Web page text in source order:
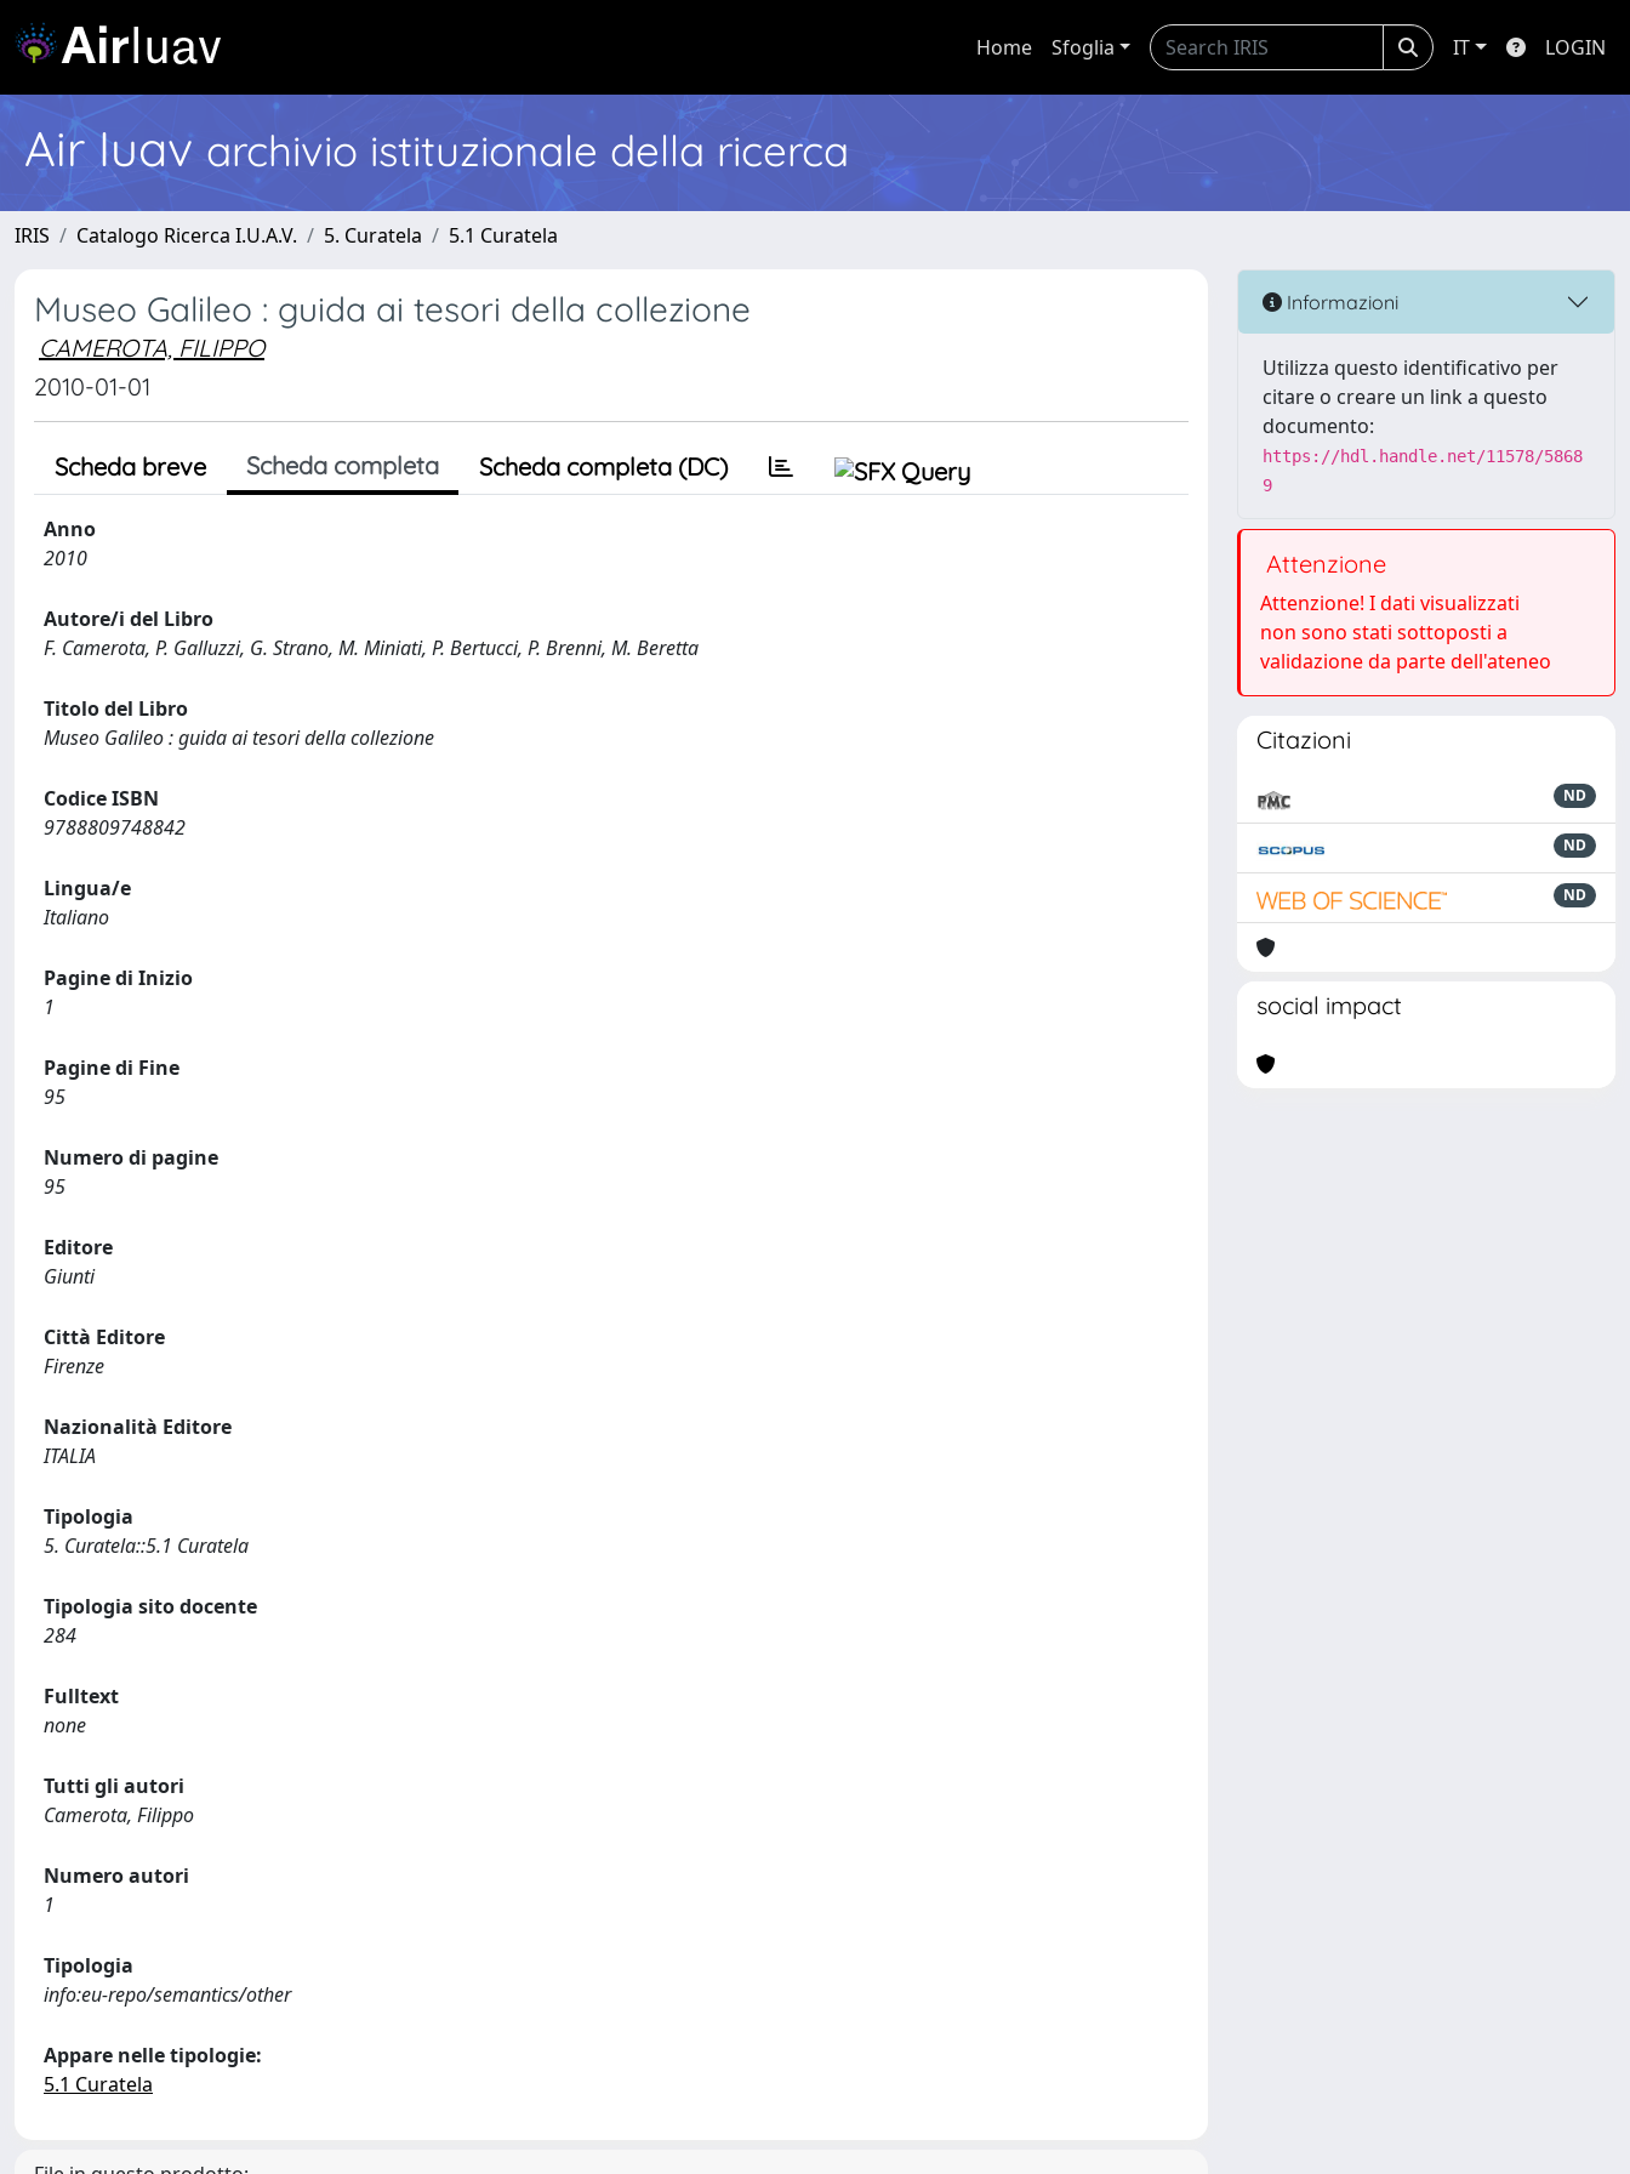
Home Sfoglia IT LOGIN
Air Iuav archivio istituzionale della ricerca
IRIS Catalogo Ricerca I.U.A.V. 5. Curatela 5.1 Curatela
Museo Galileo : guida ai tesori della collezione
CAMEROTA, FILIPPO
2010-01-01
Scheda breve Scheda completa Scheda completa (DC)
Anno
2010
Autore/i del Libro
F. Camerota, P. Galluzzi, G. Strano, M. Miniati, P. Bertucci, P. Brenni, M. Beretta
Titolo del Libro
Museo Galileo : guida ai tesori della collezione
Codice ISBN
9788809748842
Lingua/e
Italiano
Pagine di Inizio
1
Pagine di Fine
95
Numero di pagine
95
Editore
Giunti
Città Editore
Firenze
Nazionalità Editore
ITALIA
Tipologia
5. Curatela::5.1 Curatela
Tipologia sito docente
284
Fulltext
none
Tutti gli autori
Camerota, Filippo
Numero autori
1
Tipologia
info:eu-repo/semantics/other
Appare nelle tipologie:
5.1 Curatela
Informazioni
Utilizza questo identificativo per
citare o creare un link a questo
documento:
https://hdl.handle.net/11578/5868
9
Attenzione
Attenzione! I dati visualizzati
non sono stati sottoposti a
validazione da parte dell'ateneo
Citazioni
ND
ND
ND
social impact